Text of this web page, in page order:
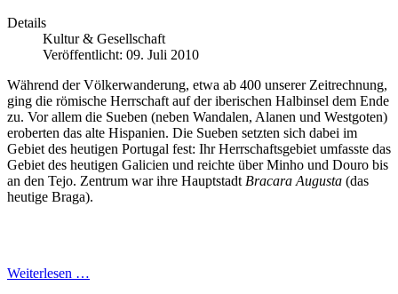
Details
Kultur & Gesellschaft
Veröffentlicht: 09. Juli 2010
Während der Völkerwanderung, etwa ab 400 unserer Zeitrechnung,
ging die römische Herrschaft auf der iberischen Halbinsel dem Ende
zu. Vor allem die Sueben (neben Wandalen, Alanen und Westgoten)
eroberten das alte Hispanien. Die Sueben setzten sich dabei im
Gebiet des heutigen Portugal fest: Ihr Herrschaftsgebiet umfasste das
Gebiet des heutigen Galicien und reichte über Minho und Douro bis
an den Tejo. Zentrum war ihre Hauptstadt Bracara Augusta (das
heutige Braga).
Weiterlesen …